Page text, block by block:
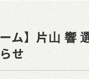
ーム】片山 響
せ